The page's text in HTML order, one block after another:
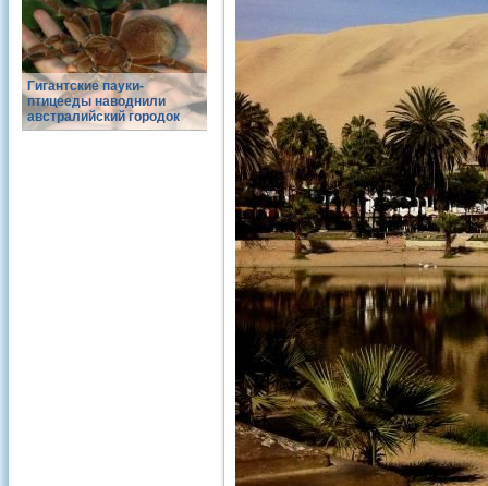
Гигантские пауки-
птицееды наводнили
австралийский городок